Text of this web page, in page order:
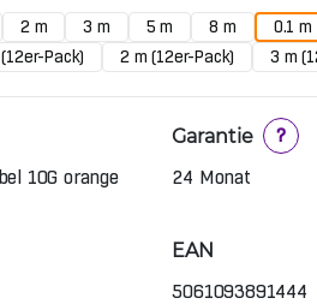
2 m 3 m 5 m 8 m
0.1 m
Pack) 2 m (12er-Pack) 3 m
10G orange
Garantie
?
24 Monat
EAN
5061093891444